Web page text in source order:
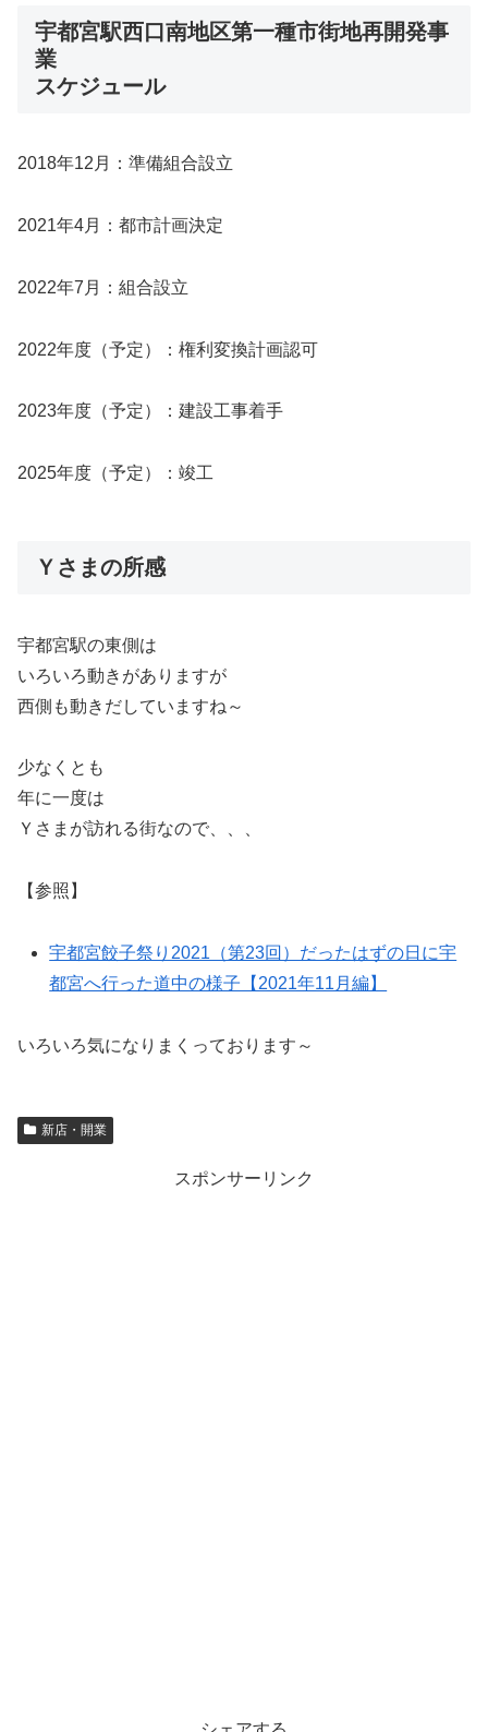
宇都宮駅西口南地区第一種市街地再開発事
業
スケジュール
2018年12月：準備組合設立
2021年4月：都市計画決定
2022年7月：組合設立
2022年度（予定）：権利変換計画認可
2023年度（予定）：建設工事着手
2025年度（予定）：竣工
Ｙさまの所感
宇都宮駅の東側は
いろいろ動きがありますが
西側も動きだしていますね～
少なくとも
年に一度は
Ｙさまが訪れる街なので、、、
【参照】
宇都宮餃子祭り2021（第23回）だったはずの日に宇
都宮へ行った道中の様子【2021年11月編】
いろいろ気になりまくっております～
新店・開業
スポンサーリンク